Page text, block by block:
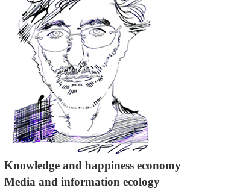
Knowledge and happiness economy
Media and information ecology